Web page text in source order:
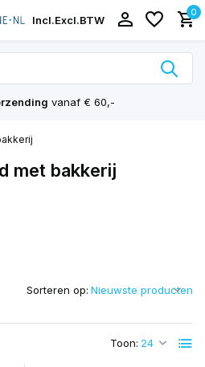
Incl.Excl.BTW
0
vanaf € 60,-
met bakkerij
Toon:
Sorteren op: